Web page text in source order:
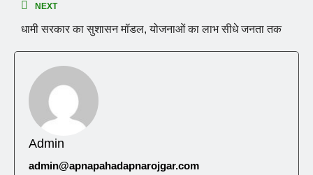
NEXT
धामी सरकार का सुशासन मॉडल, योजनाओं का लाभ सीधे जनता तक
Admin
admin@apnapahadapnarojgar.com